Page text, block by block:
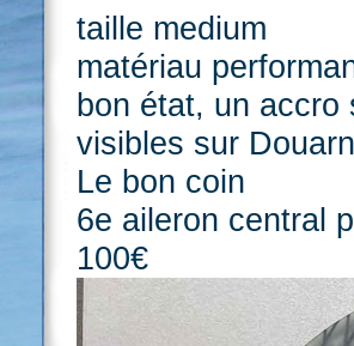
taille medium
matériau
bon état, un accro
visibles sur
Le bon coin
6e aileron central
100€